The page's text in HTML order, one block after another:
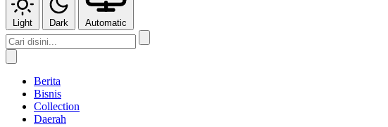
Light Dark Automatic
Berita
Bisnis
Collection
Daerah